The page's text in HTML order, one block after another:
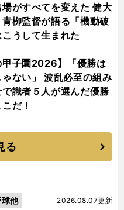
場がすべてを変えた 健大
栁監督が語る「機動破
うして生まれた
甲子園2026】「優勝は
ない」 波乱必至の組み
識者５人が選んだ優勝
だ！
る
2026.08.07更新
他